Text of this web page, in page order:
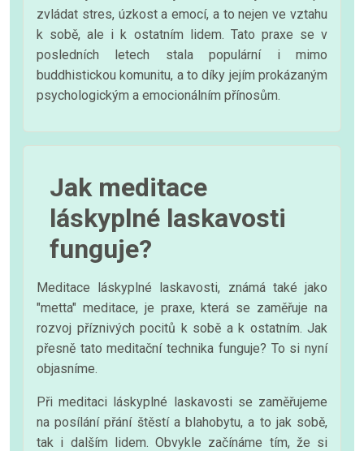
zvládat stres, úzkost a emocí, a to nejen ve vztahu
k sobě, ale i k ostatním lidem. Tato praxe se v
posledních letech stala populární i mimo
buddhistickou komunitu, a to díky jejím prokázaným
psychologickým a emocionálním přínosům.
Jak meditace
láskyplné laskavosti
funguje?
Meditace láskyplné laskavosti, známá také jako
"metta" meditace, je praxe, která se zaměřuje na
rozvoj příznivých pocitů k sobě a k ostatním. Jak
přesně tato meditační technika funguje? To si nyní
objasníme.
Při meditaci láskyplné laskavosti se zaměřujeme
na posílání přání štěstí a blahobytu, a to jak sobě,
tak i dalším lidem. Obvykle začínáme tím, že si